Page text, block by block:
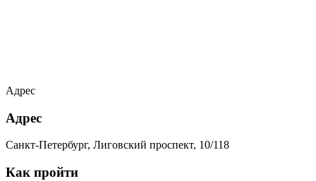
Адрес
Адрес
Санкт-Петербург, Лиговский проспект, 10/118
Как пройти